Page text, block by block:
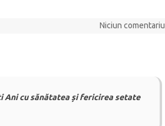
Niciun comentariu
Ani cu sănătatea și fericirea setate